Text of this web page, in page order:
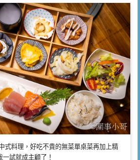
式料理，好吃不貴的無菜單桌菜再加上精
試就成主顧了！